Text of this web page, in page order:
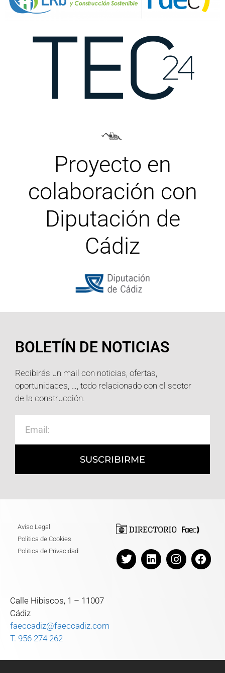
Proyecto en
colaboración con
Diputación de
Cádiz
BOLETÍN DE NOTICIAS
Recibirás un mail con noticias, ofertas,
oportunidades, …, todo relacionado con el sector
de la construcción.
SUSCRIBIRME
Aviso Legal
Política de Cookies
Politica de Privacidad
Calle Hibiscos, 1 – 11007
Cádiz
faeccadiz@faeccadiz.com
T. 956 274 262